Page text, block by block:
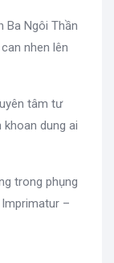
Ba Ngôi Thần
nhen lên
tâm tư
dung ai
trong phụng
Imprimatur –